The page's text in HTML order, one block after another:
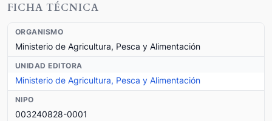
FICHA TÉCNICA
ORGANISMO
Ministerio de Agricultura, Pesca y Alimentación
UNIDAD EDITORA
Ministerio de Agricultura, Pesca y Alimentación
NIPO
003240828-0001